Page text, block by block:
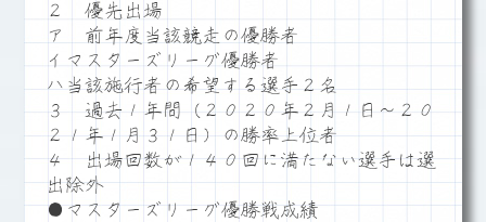
２ 優先出場
ア 前年度当該競走の優勝者
イマスターズリーグ優勝者
ハ当該施行者の希望する選手２名
３ 過去１年間（２０２０年２月１日～２０
２１年１月３１日）の勝率上位者
４ 出場回数が１４０回に満たない選手は選
出除外
●マスターズリーグ優勝戦成績